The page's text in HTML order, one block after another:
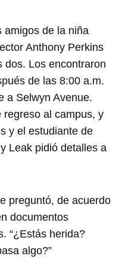
amigos de la niña
Anthony Perkins
dos. Los encontraron
de las 8:00 a.m.
a Selwyn Avenue.
regreso al campus, y
y el estudiante de
Leak pidió detalles a
preguntó, de acuerdo
documentos
“¿Estás herida?
algo?”